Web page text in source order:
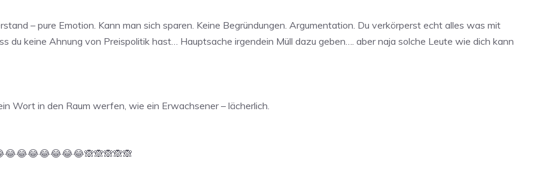
– pure Emotion. Kann man sich sparen. Keine Begründungen. Argumentation. Du verkörperst echt alles was mit
du keine Ahnung von Preispolitik hast… Hauptsache irgendein Müll dazu geben…. aber naja solche Leute wie dich kann
Wort in den Raum werfen, wie ein Erwachsener – lächerlich.